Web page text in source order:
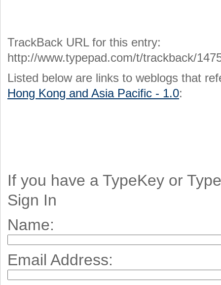
TrackBack URL for this entry:
http://www.typepad.com/t/trackback/
Listed below are links to weblogs that
Hong Kong and Asia Pacific - 1.0:
If you have a TypeKey or
Sign In
Name:
Email Address: